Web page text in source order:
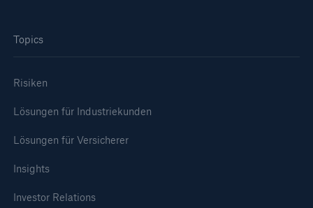
Topics
Risiken
Lösungen für Industriekunden
Lösungen für Versicherer
Insights
Investor Relations
Lösungen